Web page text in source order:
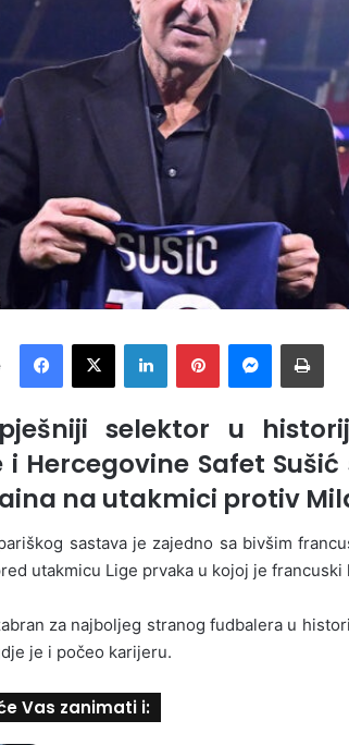
selektor u
i Hercegovine Safet
na utakmici protiv
sastava je zajedno sa bivšim
utakmicu Lige prvaka u kojoj je
za najboljeg stranog fudbalera u
je i počeo karijeru.
Vas zanimati i: